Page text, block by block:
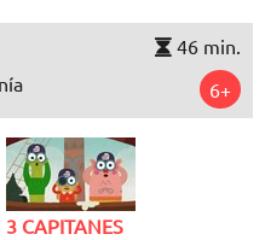
46 min.
6+
3 CAPITANES